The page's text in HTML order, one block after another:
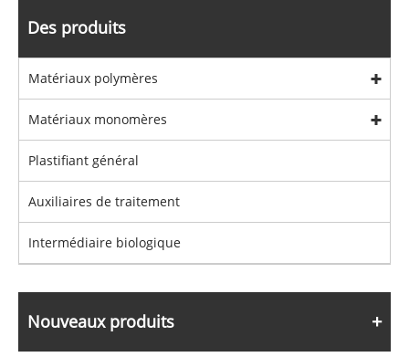
Des produits
Matériaux polymères
Matériaux monomères
Plastifiant général
Auxiliaires de traitement
Intermédiaire biologique
Nouveaux produits